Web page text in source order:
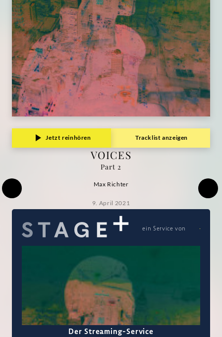
Jetzt reinhören Tracklist anzeigen
VOICES
Part 2
Max Richter
9. April 2021
ein Service von
Der Streaming-Service